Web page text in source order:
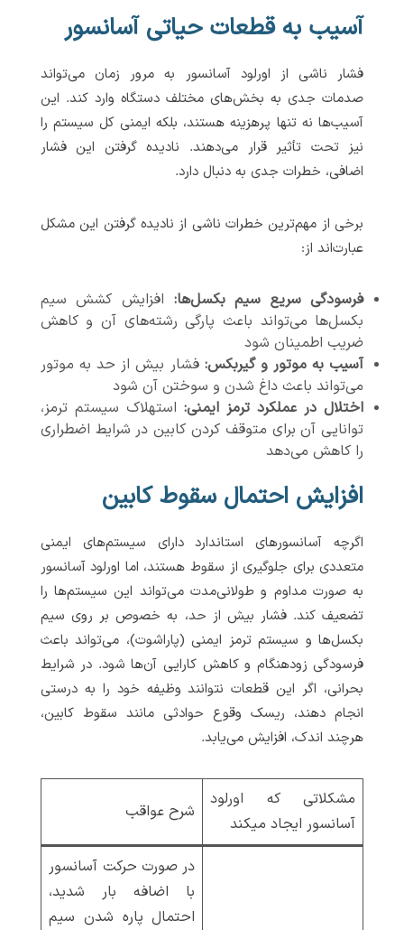
آسیب به قطعات حیاتی آسانسور
فشار ناشی از اورلود آسانسور به مرور زمان می‌تواند
صدمات جدی به بخش‌های مختلف دستگاه وارد کند. این
آسیب‌ها نه تنها پرهزینه هستند، بلکه ایمنی کل سیستم را
نیز تحت تأثیر قرار می‌دهند. نادیده گرفتن این فشار
اضافی، خطرات جدی به دنبال دارد.
برخی از مهم‌ترین خطرات ناشی از نادیده گرفتن این مشکل
عبارت‌اند از:
فرسودگی سریع سیم بکسل‌ها: افزایش کشش سیم
بکسل‌ها می‌تواند باعث پارگی رشته‌های آن و کاهش
ضریب اطمینان شود
آسیب به موتور و گیربکس: فشار بیش از حد به موتور
می‌تواند باعث داغ شدن و سوختن آن شود
اختلال در عملکرد ترمز ایمنی: استهلاک سیستم ترمز،
توانایی آن برای متوقف کردن کابین در شرایط اضطراری
را کاهش می‌دهد
افزایش احتمال سقوط کابین
اگرچه آسانسورهای استاندارد دارای سیستم‌های ایمنی
متعددی برای جلوگیری از سقوط هستند، اما اورلود آسانسور
به صورت مداوم و طولانی‌مدت می‌تواند این سیستم‌ها را
تضعیف کند. فشار بیش از حد، به خصوص بر روی سیم
بکسل‌ها و سیستم ترمز ایمنی (پاراشوت)، می‌تواند باعث
فرسودگی زودهنگام و کاهش کارایی آن‌ها شود. در شرایط
بحرانی، اگر این قطعات نتوانند وظیفه خود را به درستی
انجام دهند، ریسک وقوع حوادثی مانند سقوط کابین،
هرچند اندک، افزایش می‌یابد.
مشکلاتی که اورلود
آسانسور ایجاد میکند
شرح عواقب
در صورت حرکت آسانسور
با اضافه بار شدید،
احتمال پاره شدن سیم